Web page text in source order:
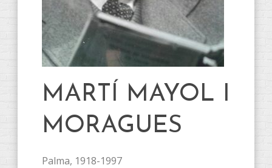
MARTÍ MAYOL I
MORAGUES
Palma, 1918-1997